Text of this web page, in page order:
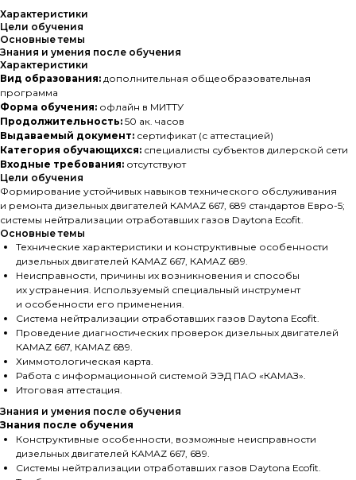
Характеристики
Цели обучения
Основные темы
Знания и умения после обучения
Характеристики
Вид образования: дополнительная общеобразовательная
программа
Форма обучения: офлайн в МИТТУ
Продолжительность: 50 ак. часов
Выдаваемый документ: сертификат (с аттестацией)
Категория обучающихся: специалисты субъектов дилерской сети
Входные требования: отсутствуют
Цели обучения
Формирование устойчивых навыков технического обслуживания
и ремонта дизельных двигателей КАМАZ 667, 689 стандартов Евро-5;
системы нейтрализации отработавших газов Daytona Ecofit.
Основные темы
Технические характеристики и конструктивные особенности
дизельных двигателей КАМАZ 667, КАМАZ 689.
Неисправности, причины их возникновения и способы
их устранения. Используемый специальный инструмент
и особенности его применения.
Система нейтрализации отработавших газов Daytona Ecofit.
Проведение диагностических проверок дизельных двигателей
КАМАZ 667, КАМАZ 689.
Химмотологическая карта.
Работа с информационной системой ЭЭД ПАО «КАМАЗ».
Итоговая аттестация.
Знания и умения после обучения
Знания после обучения
Конструктивные особенности, возможные неисправности
дизельных двигателей КАМАZ 667, 689.
Системы нейтрализации отработавших газов Daytona Ecofit.